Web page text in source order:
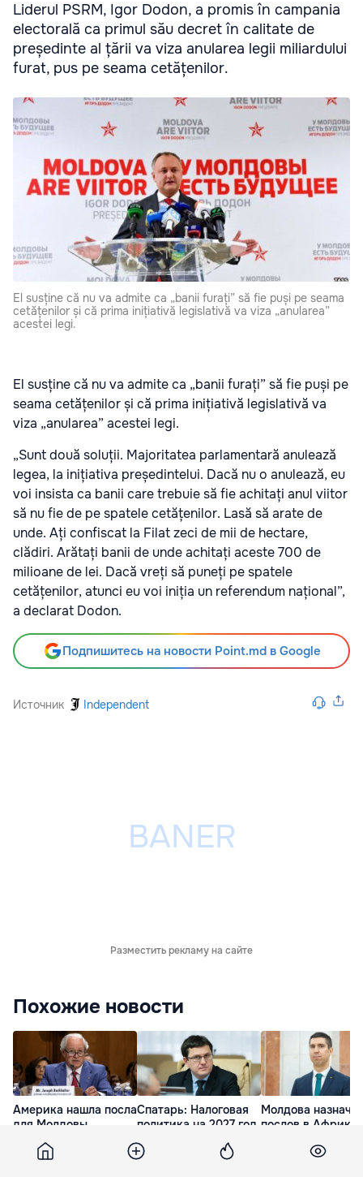
Liderul PSRM, Igor Dodon, a promis în campania
electorală ca primul său decret în calitate de
președinte al țării va viza anularea legii miliardului
furat, pus pe seama cetățenilor.
El susține că nu va admite ca „banii furați” să fie puși pe seama
cetățenilor și că prima inițiativă legislativă va viza „anularea”
acestei legi.
El susține că nu va admite ca „banii furați” să fie puși pe
seama cetățenilor și că prima inițiativă legislativă va
viza „anularea” acestei legi.
„Sunt două soluții. Majoritatea parlamentară anulează
legea, la inițiativa președintelui. Dacă nu o anulează, eu
voi insista ca banii care trebuie să fie achitați anul viitor
să nu fie de pe spatele cetățenilor. Lasă să arate de
unde. Ați confiscat la Filat zeci de mii de hectare,
clădiri. Arătați banii de unde achitați aceste 700 de
milioane de lei. Dacă vreți să puneți pe spatele
cetățenilor, atunci eu voi iniția un referendum național”,
a declarat Dodon.
Подпишитесь на новости Point.md в Google
Источник Independent
Разместить рекламу на сайте
Похожие новости
Америка нашла посла
для Молдовы
вчера
Спатарь: Налоговая
политика на 2027 год
является сложной, но
необходимой
Молдова
послов в Африку
вчера